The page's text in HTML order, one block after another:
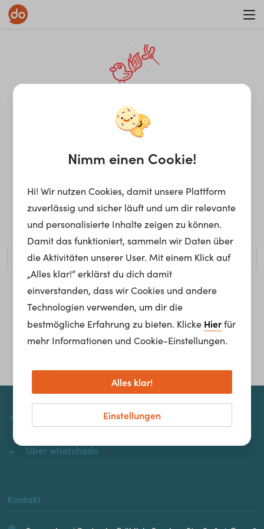
¡Ay, caramba! Seite nicht
gefunden.
Ups, die gewünschte Seite kann nicht gefunden werden.
Möchtest du nach einem bestimmten Begriff suchen?
Homepage
Über whatchado
Kontakt
Nimm einen Cookie!
Hi! Wir nutzen Cookies, damit unsere Plattform
zuverlässig und sicher läuft und um dir relevante
und personalisierte Inhalte zeigen zu können.
Damit das funktioniert, sammeln wir Daten über
die Aktivitäten unserer User. Mit einem Klick auf
„Alles klar!“ erklärst du dich damit
einverstanden, dass wir Cookies und andere
Technologien verwenden, um dir die
bestmögliche Erfahrung zu bieten. Klicke Hierfür
mehr Informationen und Cookie-Einstellungen.
Einstellungen
Alles klar!